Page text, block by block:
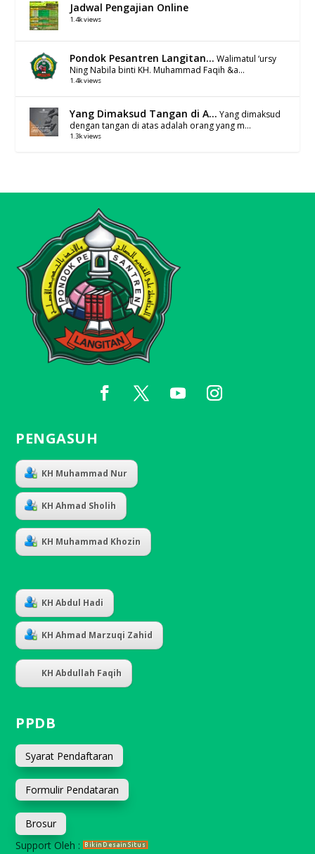
Jadwal Pengajian Online
1.4k views
Pondok Pesantren Langitan... Walimatul ‘ursy
Ning Nabila binti KH. Muhammad Faqih &a...
1.4k views
Yang Dimaksud Tangan di A... Yang dimaksud
dengan tangan di atas adalah orang yang m...
1.3k views
PENGASUH
KH Muhammad Nur
KH Ahmad Sholih
KH Muhammad Khozin
KH Abdul Hadi
KH Ahmad Marzuqi Zahid
KH Abdullah Faqih
PPDB
Syarat Pendaftaran
Formulir Pendataran
Brosur
Support Oleh :